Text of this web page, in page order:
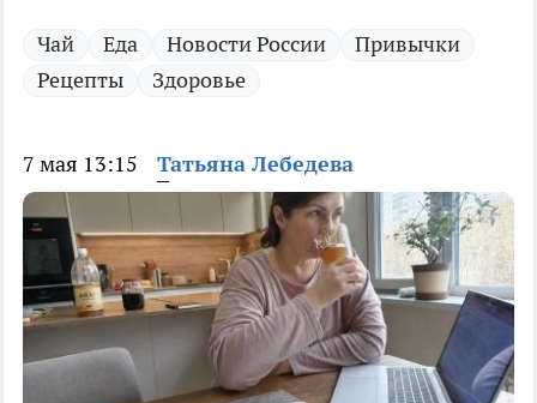
Чай Еда Новости России
Привычки
Рецепты
Здоровье
7 мая 13:15 Татьяна Лебедева